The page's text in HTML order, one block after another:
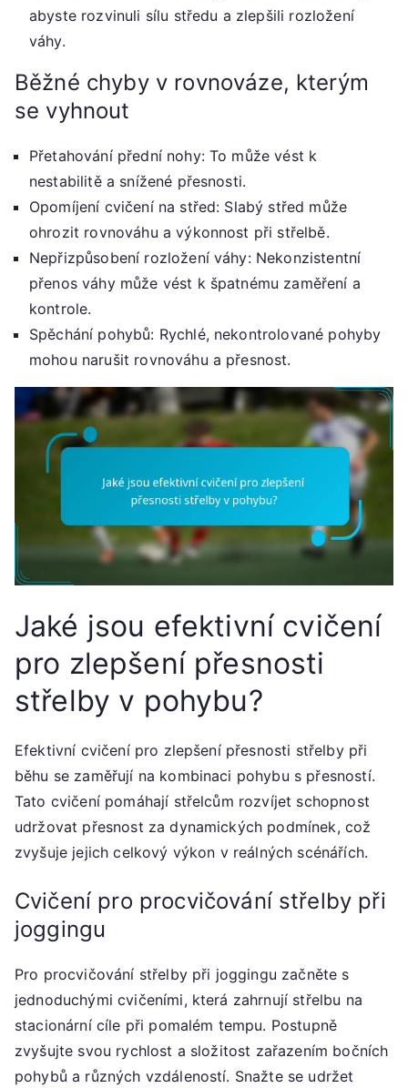
abyste rozvinuli sílu středu a zlepšili rozložení
váhy.
Běžné chyby v rovnováze, kterým
se vyhnout
Přetahování přední nohy: To může vést k
nestabilitě a snížené přesnosti.
Opomíjení cvičení na střed: Slabý střed může
ohrozit rovnováhu a výkonnost při střelbě.
Nepřizpůsobení rozložení váhy: Nekonzistentní
přenos váhy může vést k špatnému zaměření a
kontrole.
Spěchání pohybů: Rychlé, nekontrolované pohyby
mohou narušit rovnováhu a přesnost.
Jaké jsou efektivní cvičení
pro zlepšení přesnosti
střelby v pohybu?
Efektivní cvičení pro zlepšení přesnosti střelby při
běhu se zaměřují na kombinaci pohybu s přesností.
Tato cvičení pomáhají střelcům rozvíjet schopnost
udržovat přesnost za dynamických podmínek, což
zvyšuje jejich celkový výkon v reálných scénářích.
Cvičení pro procvičování střelby při
joggingu
Pro procvičování střelby při joggingu začněte s
jednoduchými cvičeními, která zahrnují střelbu na
stacionární cíle při pomalém tempu. Postupně
zvyšujte svou rychlost a složitost zařazením bočních
pohybů a různých vzdáleností. Snažte se udržet